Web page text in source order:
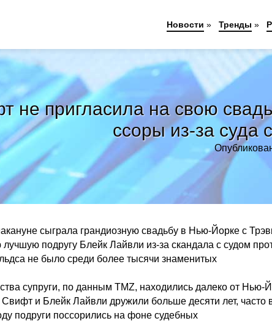
не пригласила на свою
ссоры из-за суда
сыграла грандиозную свадьбу в Нью-Йорке с
подругу Блейк Лайвли из-за скандала с судом
не было среди более тысячи знаменитых
супруги, по данным TMZ, находились далеко от
и Блейк Лайвли дружили больше десяти лет, часто
подруги поссорились на фоне судебных
Новости » Тренды »